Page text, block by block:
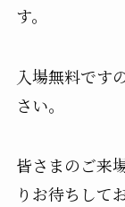
す。
入場無料です
さい。
皆さまのご来
りお待ちして